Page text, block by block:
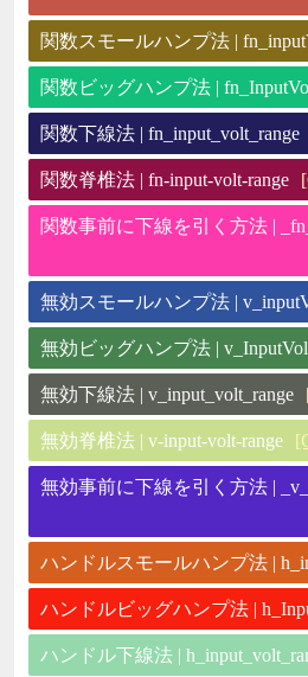
関数スモールハンプ法 |
関数ビッグハンプ法 |
関数下線法 | fn_input_volt_range
関数脊椎法 | fn-input-volt-range
関数事前に下線を引く方法 |
無効スモールハンプ法 |
無効ビッグハンプ法 |
無効下線法 | v_input_volt_range
無効脊椎法 | v-input-volt-range
無効事前に下線を引く方法 |
ハンドルスモールハンプ法 |
ハンドルビッグハンプ法 |
ハンドル下線法 |